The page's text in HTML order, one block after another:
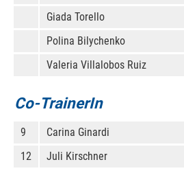
Giada Torello
Polina Bilychenko
Valeria Villalobos Ruiz
Co-TrainerIn
9
Carina Ginardi
12
Juli Kirschner